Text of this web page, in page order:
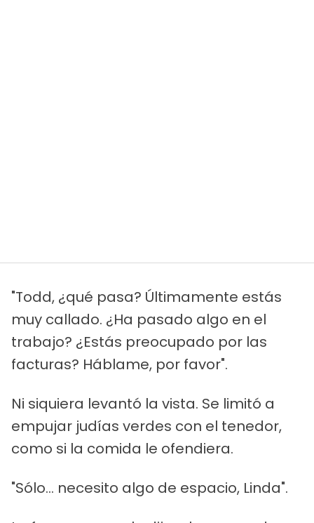
"Todd, ¿qué pasa? Últimamente estás
muy callado. ¿Ha pasado algo en el
trabajo? ¿Estás preocupado por las
facturas? Háblame, por favor".
Ni siquiera levantó la vista. Se limitó a
empujar judías verdes con el tenedor,
como si la comida le ofendiera.
"Sólo... necesito algo de espacio, Linda".